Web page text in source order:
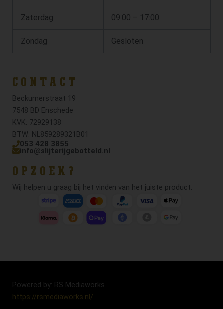
Zaterdag 09:00 – 17:00
Zondag Gesloten
CONTACT
Beckumerstraat 19
7548 BD Enschede
KVK: 72929138
BTW: NL859289321B01
053 428 3855
info@slijterijgebotteld.nl
OPZOEK?
Wij helpen u graag bij het vinden van het juiste product.
Powered by: RS Mediaworks
https://rsmediaworks.nl/